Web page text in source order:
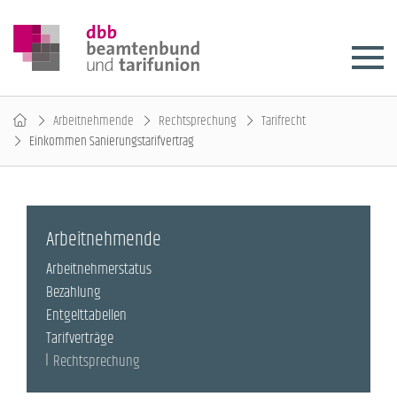
Arbeitnehmende Rechtsprechung
Tarifrecht
Einkommen Sanierungstarifvertrag
Arbeitnehmende
Arbeitnehmerstatus
Bezahlung
Entgelttabellen
Tarifverträge
Rechtsprechung